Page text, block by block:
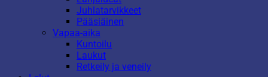
Juhlatarvikkeet
Pääsiäinen
Vapaa-aika
Kuntoilu
Laukut
Retkeily ja veneily